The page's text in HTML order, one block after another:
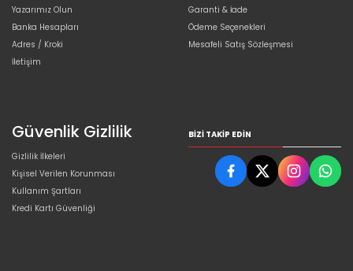
Yazarımız Olun
Banka Hesapları
Adres / Kroki
İletişim
Garanti & İade
Ödeme Seçenekleri
Mesafeli Satış Sözleşmesi
Güvenlik Gizlilik
Gizlilik İlkeleri
Kişisel Verilen Korunması
Kullanım Şartları
Kredi Kartı Güvenliği
BIZI TAKIP EDIN